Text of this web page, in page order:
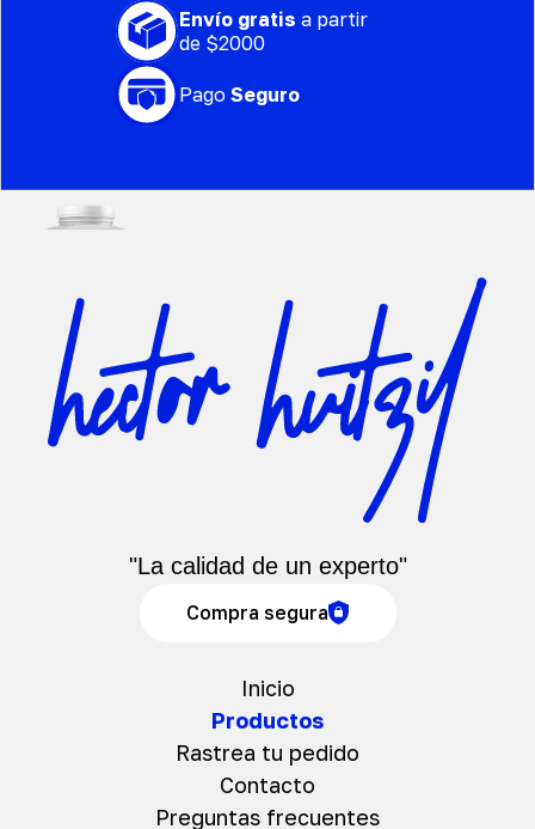
Envío gratis a partir
de $2000
PagoSeguro
Inicio
Productos
Rastrea tu pedido
Contacto
Preguntas frecuentes
"La calidad de un experto"
Compra segura